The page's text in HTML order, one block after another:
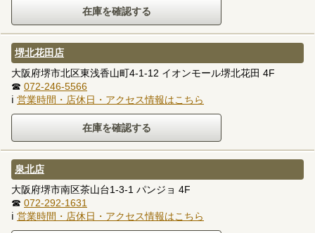
堺北花田店
大阪府堺市北区東浅香山町4-1-12 イオンモール堺北花田 4F
☎ 072-246-5566
ℹ 営業時間・店休日・アクセス情報はこちら
泉北店
大阪府堺市南区茶山台1-3-1 パンジョ 4F
☎ 072-292-1631
ℹ 営業時間・店休日・アクセス情報はこちら